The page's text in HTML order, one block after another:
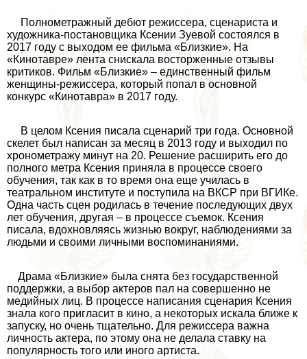
Полнометражный дебют режиссера, сценариста и
художника-постановщика Ксении Зуевой состоялся в
2017 году с выходом ее фильма «Близкие». На
«Кинотавре» лента снискала восторженные отзывы
критиков. Фильм «Близкие» – единственный фильм
женщины-режиссера, который попал в основной
конкурс «Кинотавра» в 2017 году.
В целом Ксения писала сценарий три года. Основной
скелет был написан за месяц в 2013 году и выходил по
хронометражу минут на 20. Решение расширить его до
полного метра Ксения приняла в процессе своего
обучения, так как в то время она еще училась в
театральном институте и поступила на ВКСР при ВГИКе.
Одна часть сцен родилась в течение последующих двух
лет обучения, другая – в процессе съемок. Ксения
писала, вдохновляясь жизнью вокруг, наблюдениями за
людьми и своими личными воспоминаниями.
Драма «Близкие» была снята без государственной
поддержки, а выбор актеров пал на совершенно не
медийных лиц. В процессе написания сценария Ксения
знала кого пригласит в кино, а некоторых искала ближе к
запуску, но очень тщательно. Для режиссера важна
личность актера, по этому она не делала ставку на
популярность того или иного артиста.